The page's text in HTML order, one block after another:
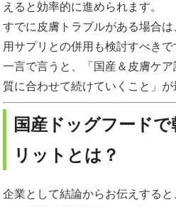
えると効率的に進められます。
すでに皮膚トラブルがある場合
用サプリとの併用も検討すべきで
一言で言うと、「国産＆皮膚ケ
質に合わせて続けていくこと」が
国産ドッグフード
リットとは？
企業として結論からお伝えする